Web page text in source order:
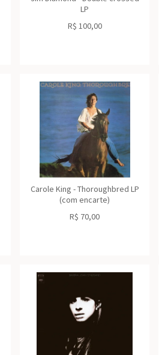
LP
R$ 100,00
Carole King - Thoroughbred LP
(com encarte)
R$ 70,00